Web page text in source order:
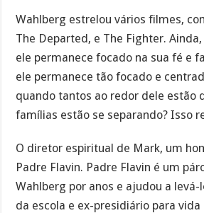
Wahlberg estrelou vários filmes,
The Departed, e The Fighter.
ele permanece focado na sua fé e
ele permanece tão focado e
quando tantos ao redor dele estão
famílias estão se separando? Isso
O diretor espiritual de Mark, um
Padre Flavin. Padre Flavin é um
Wahlberg por anos e ajudou a
da escola e ex-presidiário para vida